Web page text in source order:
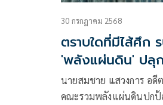
30 กรกฎาคม 2568
ตราบใดที่มีไส้ศึก
'พลังแผ่นดิน' ปลุ
2สค.อนุสาวรีชัยฯ
นายสมชาย แสวงการ อ
คณะรวมพลังแผ่นดินปกป้องอธิปไตย